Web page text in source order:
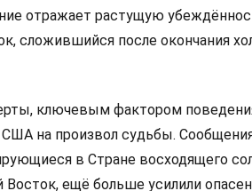
отражает растущую
сложившийся после окончания
ключевым фактором
на произвол судьбы.
в Стране восходящего
ещё больше усилили